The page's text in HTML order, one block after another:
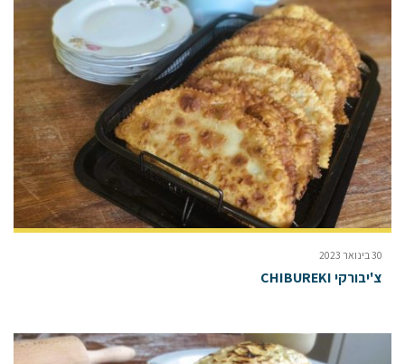
30 בינואר 2023
צ'יבורקי CHIBUREKI